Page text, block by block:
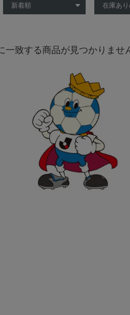
一致する商品が見つかりませ